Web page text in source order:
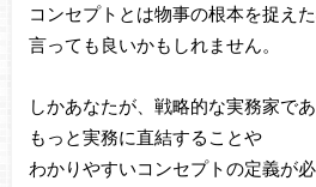
コンセプトとは物事の根本を捉え
言っても良いかもしれません。
しかあなたが、戦略的な実務家で
もっと実務に直結することや
わかりやすいコンセプトの定義が必